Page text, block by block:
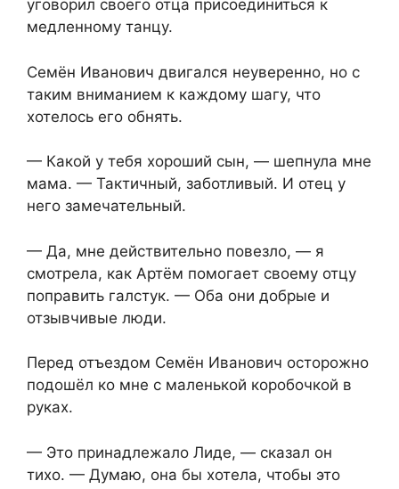
уговорил своего отца присоединиться к
медленному танцу.
Семён Иванович двигался неуверенно, но с
таким вниманием к каждому шагу, что
хотелось его обнять.
— Какой у тебя хороший сын, — шепнула мне
мама. — Тактичный, заботливый. И отец у
него замечательный.
— Да, мне действительно повезло, — я
смотрела, как Артём помогает своему отцу
поправить галстук. — Оба они добрые и
отзывчивые люди.
Перед отъездом Семён Иванович осторожно
подошёл ко мне с маленькой коробочкой в
руках.
— Это принадлежало Лиде, — сказал он
тихо. — Думаю, она бы хотела, чтобы это